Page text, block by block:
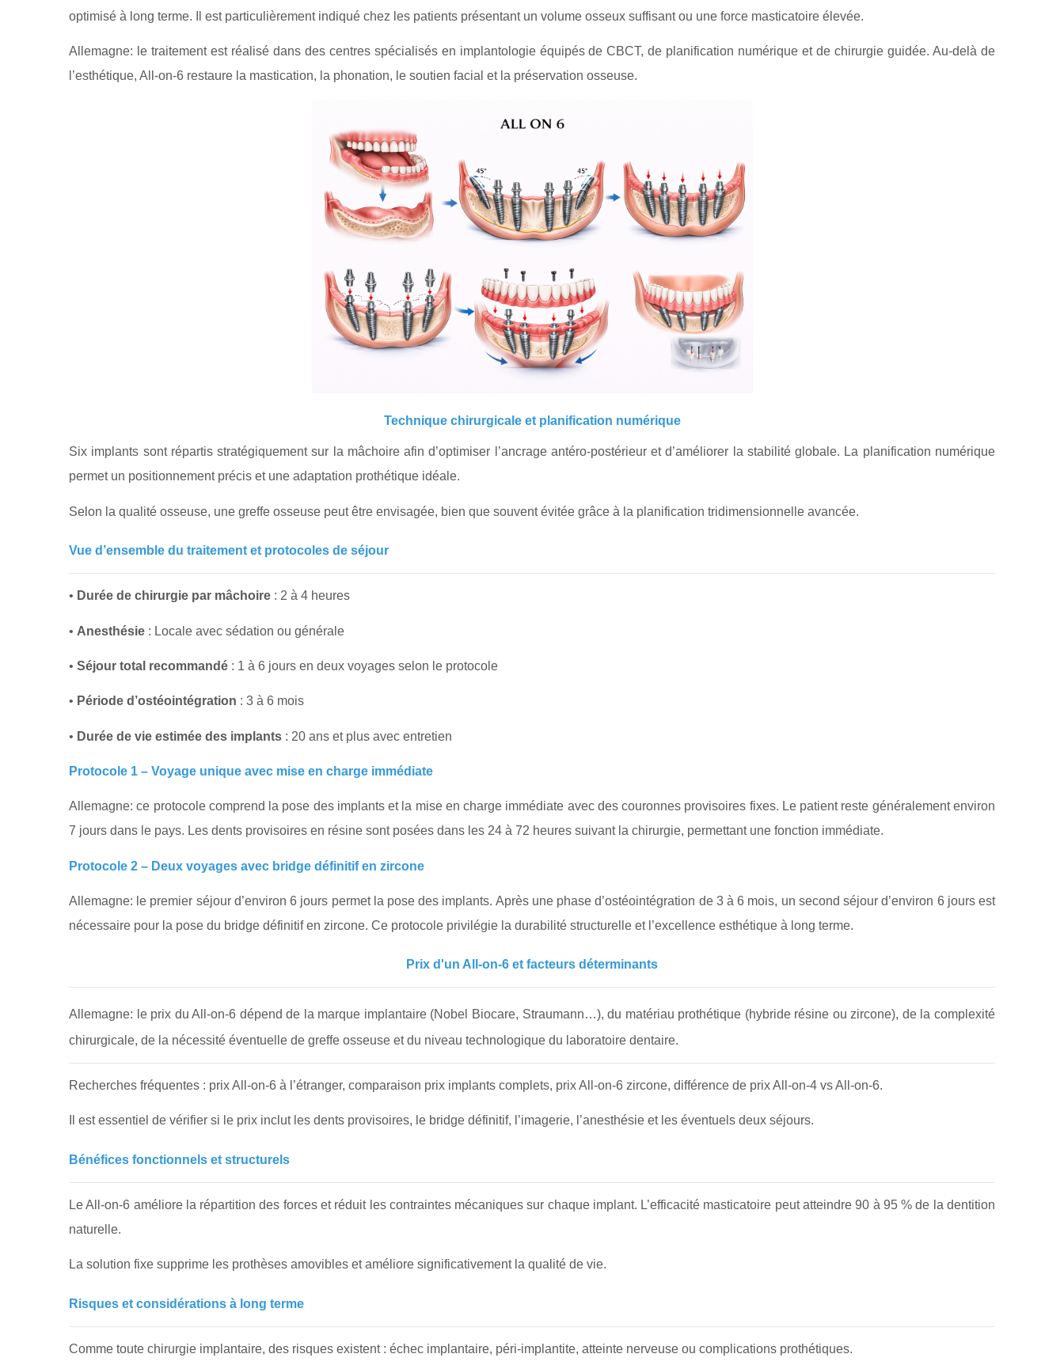
optimisé à long terme. Il est particulièrement indiqué chez les patients présentant un volume osseux suffisant ou une force masticatoire élevée.
Allemagne: le traitement est réalisé dans des centres spécialisés en implantologie équipés de CBCT, de planification numérique et de chirurgie guidée. Au-delà de
l’esthétique, All-on-6 restaure la mastication, la phonation, le soutien facial et la préservation osseuse.
Technique chirurgicale et planification numérique
Six implants sont répartis stratégiquement sur la mâchoire afin d’optimiser l’ancrage antéro-postérieur et d’améliorer la stabilité globale. La planification numérique
permet un positionnement précis et une adaptation prothétique idéale.
Selon la qualité osseuse, une greffe osseuse peut être envisagée, bien que souvent évitée grâce à la planification tridimensionnelle avancée.
Vue d’ensemble du traitement et protocoles de séjour
• Durée de chirurgie par mâchoire : 2 à 4 heures
• Anesthésie : Locale avec sédation ou générale
• Séjour total recommandé : 1 à 6 jours en deux voyages selon le protocole
• Période d’ostéointégration : 3 à 6 mois
• Durée de vie estimée des implants : 20 ans et plus avec entretien
Protocole 1 – Voyage unique avec mise en charge immédiate
Allemagne: ce protocole comprend la pose des implants et la mise en charge immédiate avec des couronnes provisoires fixes. Le patient reste généralement environ
7 jours dans le pays. Les dents provisoires en résine sont posées dans les 24 à 72 heures suivant la chirurgie, permettant une fonction immédiate.
Protocole 2 – Deux voyages avec bridge définitif en zircone
Allemagne: le premier séjour d’environ 6 jours permet la pose des implants. Après une phase d’ostéointégration de 3 à 6 mois, un second séjour d’environ 6 jours est
nécessaire pour la pose du bridge définitif en zircone. Ce protocole privilégie la durabilité structurelle et l’excellence esthétique à long terme.
Prix d'un All-on-6 et facteurs déterminants
Allemagne: le prix du All-on-6 dépend de la marque implantaire (Nobel Biocare, Straumann…), du matériau prothétique (hybride résine ou zircone), de la complexité
chirurgicale, de la nécessité éventuelle de greffe osseuse et du niveau technologique du laboratoire dentaire.
Recherches fréquentes : prix All-on-6 à l’étranger, comparaison prix implants complets, prix All-on-6 zircone, différence de prix All-on-4 vs All-on-6.
Il est essentiel de vérifier si le prix inclut les dents provisoires, le bridge définitif, l’imagerie, l’anesthésie et les éventuels deux séjours.
Bénéfices fonctionnels et structurels
Le All-on-6 améliore la répartition des forces et réduit les contraintes mécaniques sur chaque implant. L’efficacité masticatoire peut atteindre 90 à 95 % de la dentition
naturelle.
La solution fixe supprime les prothèses amovibles et améliore significativement la qualité de vie.
Risques et considérations à long terme
Comme toute chirurgie implantaire, des risques existent : échec implantaire, péri-implantite, atteinte nerveuse ou complications prothétiques.